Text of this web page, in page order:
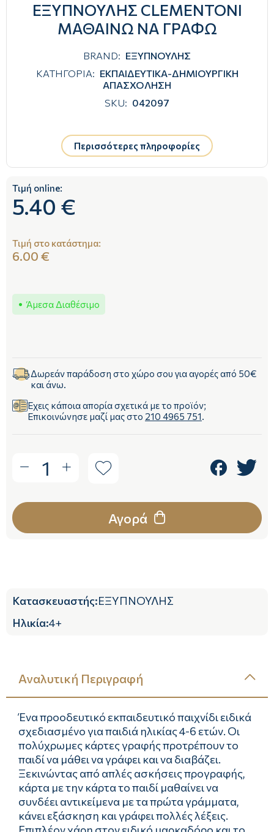
ΕΞΥΠΝΟΥΛΗΣ CLEMENTONI
ΜΑΘΑΙΝΩ ΝΑ ΓΡΑΦΩ
BRAND: ΕΞΥΠΝΟΥΛΗΣ
ΚΑΤΗΓΟΡΙΑ: ΕΚΠΑΙΔΕΥΤΙΚΑ-ΔΗΜΙΟΥΡΓΙΚΗ
ΑΠΑΣΧΟΛΗΣΗ
SKU: 042097
Περισσότερες πληροφορίες
Τιμή online:
5.40 €
Τιμή στο κατάστημα:
6.00 €
Άμεσα Διαθέσιμο
Δωρεάν παράδοση στο χώρο σου για αγορές από 50€
και άνω.
Έχεις κάποια απορία σχετικά με το προϊόν;
Επικοινώνησε μαζί μας στο 210 4965 751.
1
Αγορά
Κατασκευαστής:ΕΞΥΠΝΟΥΛΗΣ
Ηλικία:4+
Αναλυτική Περιγραφή
Ένα προοδευτικό εκπαιδευτικό παιχνίδι ειδικά
σχεδιασμένο για παιδιά ηλικίας 4-6 ετών. Οι
πολύχρωμες κάρτες γραφής προτρέπουν το
παιδί να μάθει να γράφει και να διαβάζει.
Ξεκινώντας από απλές ασκήσεις προγραφής,
κάρτα με την κάρτα το παιδί μαθαίνει να
συνδέει αντικείμενα με τα πρώτα γράμματα,
κάνει εξάσκηση και γράφει πολλές λέξεις.